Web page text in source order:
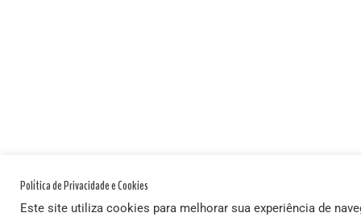
Política de Privacidade e Cookies
Este site utiliza cookies para melhorar sua experiência de